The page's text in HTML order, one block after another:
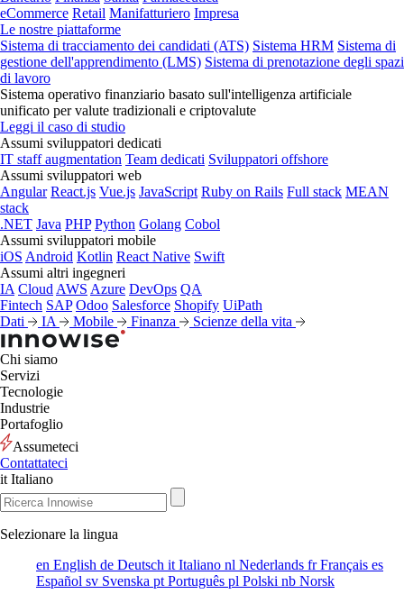
eCommerce Retail Manifatturiero Impresa
Le nostre piattaforme
Sistema di tracciamento dei candidati (ATS) Sistema HRM Sistema di
gestione dell'apprendimento (LMS) Sistema di prenotazione degli spazi
di lavoro
Sistema operativo finanziario basato sull'intelligenza artificiale
unificato per valute tradizionali e criptovalute
Leggi il caso di studio
Assumi sviluppatori dedicati
IT staff augmentation Team dedicati Sviluppatori offshore
Assumi sviluppatori web
Angular React.js Vue.js JavaScript Ruby on Rails Full stack MEAN
stack
.NET Java PHP Python Golang Cobol
Assumi sviluppatori mobile
iOS Android Kotlin React Native Swift
Assumi altri ingegneri
IA Cloud AWS Azure DevOps QA
Fintech SAP Odoo Salesforce Shopify UiPath
Dati
IA Mobile Finanza Scienze della vita
Chi siamo
Servizi
Tecnologie
Industrie
Portafoglio
Assumeteci
Contattateci
it Italiano
Selezionare la lingua
en English de Deutsch it Italiano nl Nederlands frFrançais es
Español sv Svenska pt Português pl Polski nb Norsk